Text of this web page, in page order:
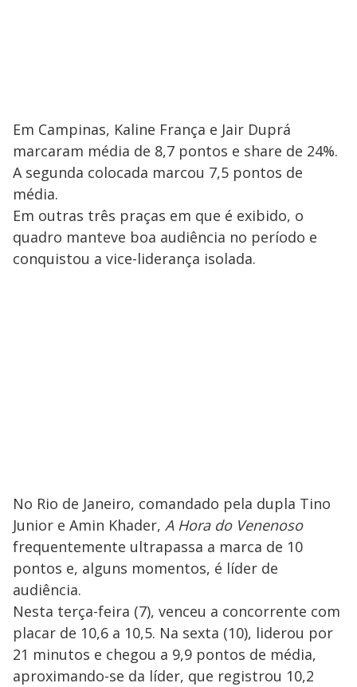
Em Campinas, Kaline França e Jair Duprá
marcaram média de 8,7 pontos e share de 24%.
A segunda colocada marcou 7,5 pontos de
média.
Em outras três praças em que é exibido, o
quadro manteve boa audiência no período e
conquistou a vice-liderança isolada.
No Rio de Janeiro, comandado pela dupla Tino
Junior e Amin Khader, A Hora do Venenoso
frequentemente ultrapassa a marca de 10
pontos e, alguns momentos, é líder de
audiência.
Nesta terça-feira (7), venceu a concorrente com
placar de 10,6 a 10,5. Na sexta (10), liderou por
21 minutos e chegou a 9,9 pontos de média,
aproximando-se da líder, que registrou 10,2